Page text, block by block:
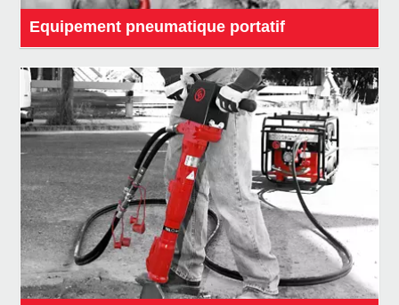
Equipement pneumatique portatif